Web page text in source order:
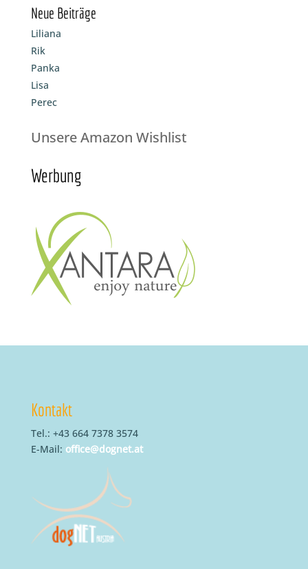
Neue Beiträge
Liliana
Rik
Panka
Lisa
Perec
Unsere Amazon Wishlist
Werbung
Kontakt
Tel.: +43 664 7378 3574
E-Mail: office@dognet.at